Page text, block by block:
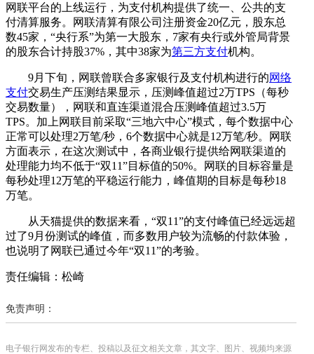
网联平台的上线运行，为支付机构提供了统一、公共的支
付清算服务。网联清算有限公司注册资金20亿元，股东总
数45家，“央行系”为第一大股东，7家有央行或外管局背景
的股东合计持股37%，其中38家为第三方支付机构。
9月下旬，网联曾联合多家银行及支付机构进行的网络
支付交易生产压测结果显示，压测峰值超过2万TPS（每秒
交易数量），网联和直连渠道混合压测峰值超过3.5万
TPS。加上网联目前采取“三地六中心”模式，每个数据中心
正常可以处理2万笔/秒，6个数据中心就是12万笔/秒。网联
方面表示，在这次测试中，各商业银行提供给网联渠道的
处理能力均不低于“双11”目标值的50%。网联的目标容量是
每秒处理12万笔的平稳运行能力，峰值期的目标是每秒18
万笔。
从天猫提供的数据来看，“双11”的支付峰值已经远远超
过了9月份测试的峰值，而多数用户较为流畅的付款体验，
也说明了网联已通过今年“双11”的考验。
责任编辑：松崎
免责声明：
电子银行网发布的专栏、投稿以及征文相关文章，其文字、图片、视频均来源